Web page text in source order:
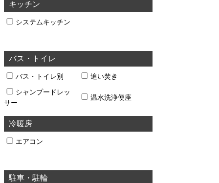
キッチン
システムキッチン
バス・トイレ
バス・トイレ別 追い焚き
シャンプードレッ
サー
温水洗浄便座
冷暖房
エアコン
駐車・駐輪